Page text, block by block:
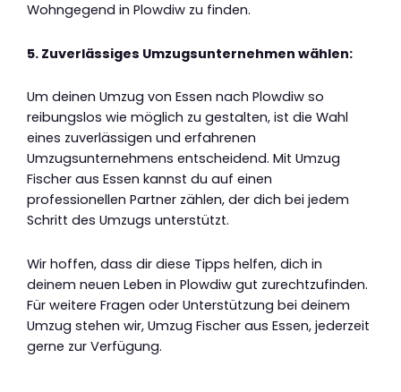
Wohngegend in Plowdiw zu finden.
5. Zuverlässiges Umzugsunternehmen wählen:
Um deinen Umzug von Essen nach Plowdiw so
reibungslos wie möglich zu gestalten, ist die Wahl
eines zuverlässigen und erfahrenen
Umzugsunternehmens entscheidend. Mit Umzug
Fischer aus Essen kannst du auf einen
professionellen Partner zählen, der dich bei jedem
Schritt des Umzugs unterstützt.
Wir hoffen, dass dir diese Tipps helfen, dich in
deinem neuen Leben in Plowdiw gut zurechtzufinden.
Für weitere Fragen oder Unterstützung bei deinem
Umzug stehen wir, Umzug Fischer aus Essen, jederzeit
gerne zur Verfügung.